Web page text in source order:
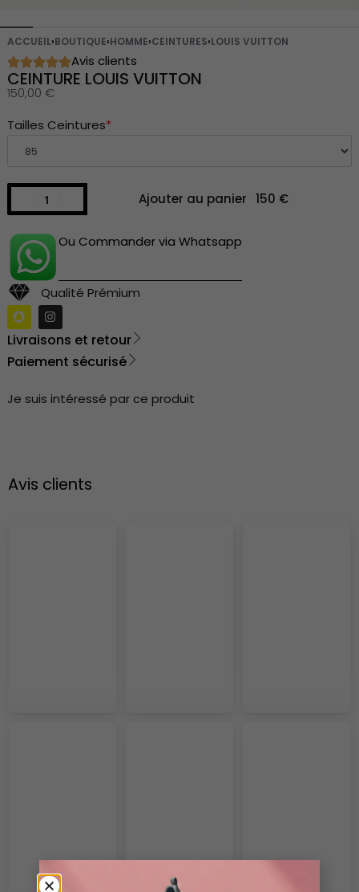
ACCUEIL›BOUTIQUE›HOMME›CEINTURES›LOUIS VUITTON
Avis clients
CEINTURE LOUIS VUITTON
150,00 €
*
Tailles Ceintures
Ajouter au panier
Ou Commander via Whatsapp
Qualité Prémium
Livraisons et retour
Paiement sécurisé
Je suis intéressé par ce produit
Avis clients